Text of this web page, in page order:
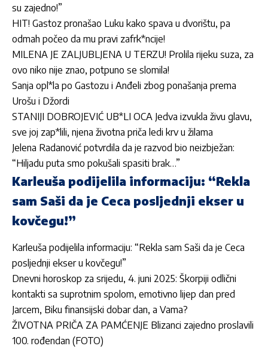
su zajedno!”
HIT! Gastoz pronašao Luku kako spava u dvorištu, pa
odmah počeo da mu pravi zafrk*ncije!
MILENA JE ZALJUBLJENA U TERZU! Prolila rijeku suza, za
ovo niko nije znao, potpuno se slomila!
Sanja opl*la po Gastozu i Anđeli zbog ponašanja prema
Urošu i Džordi
STANIJI DOBROJEVIĆ UB*LI OCA Jedva izvukla živu glavu,
sve joj zap*lili, njena životna priča ledi krv u žilama
Jelena Radanović potvrdila da je razvod bio neizbježan:
“Hiljadu puta smo pokušali spasiti brak…”
Karleuša podijelila informaciju: “Rekla
sam Saši da je Ceca posljednji ekser u
kovčegu!”
Karleuša podijelila informaciju: “Rekla sam Saši da je Ceca
posljednji ekser u kovčegu!”
Dnevni horoskop za srijedu, 4. juni 2025: Škorpiji odlični
kontakti sa suprotnim spolom, emotivno lijep dan pred
Jarcem, Biku finansijski dobar dan, a Vama?
ŽIVOTNA PRIČA ZA PAMĆENJE Blizanci zajedno proslavili
100. rođendan (FOTO)